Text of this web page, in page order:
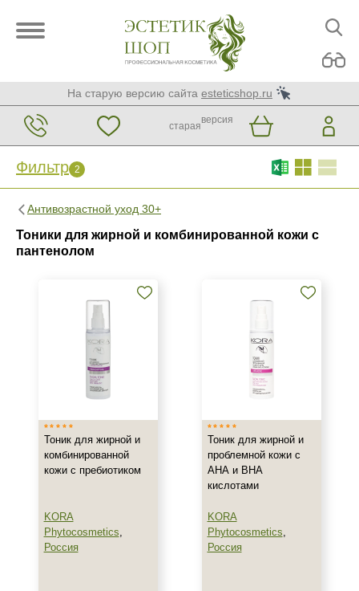
На старую версию сайта esteticshop.ru
старая
версия
Фильтр 2
Антивозрастной уход 30+
Тоники для жирной и комбинированной кожи с
пантенолом
Фильтр 2 Сброс
Бренд
Показать еще
Тип товара
Бустер
Гель
Показать еще
Тоник для жирной и
комбинированной
кожи с пребиотиком
KORA
Phytocosmetics,
Россия
Тоник для жирной и
проблемной кожи с
АНА и ВНА
кислотами
KORA
Phytocosmetics,
Россия